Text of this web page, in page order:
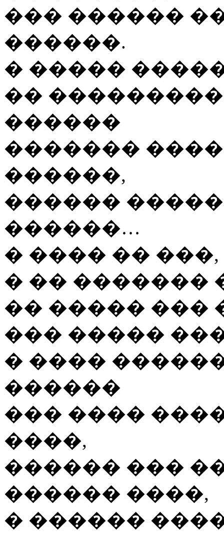
��� ������
������.
� �����
��
������
�������
������,
������
������…
� ���� ��
� �� �������
�� ����� ���
��� �����
� ����
������
��� ����
����,
������ ���
������ ����,
� ������